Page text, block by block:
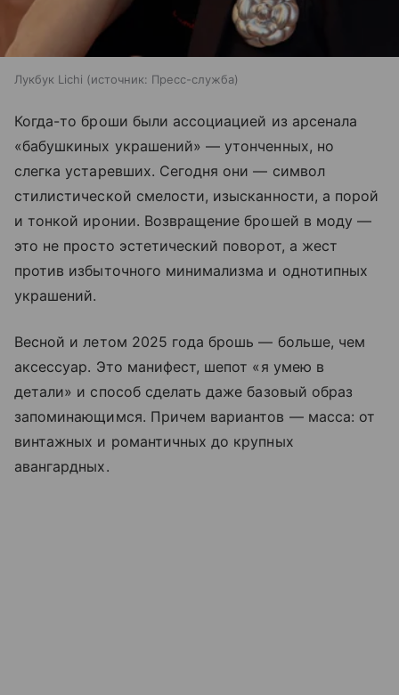
Лукбук Lichi источник: Пресс-служба
Когда-то броши были ассоциацией из арсенала
«бабушкиных украшений» — утонченных, но
слегка устаревших. Сегодня они — символ
стилистической смелости, изысканности, а порой
и тонкой иронии. Возвращение брошей в моду —
это не просто эстетический поворот, а жест
против избыточного минимализма и однотипных
украшений.
Весной и летом 2025 года брошь — больше, чем
аксессуар. Это манифест, шепот «я умею в
детали» и способ сделать даже базовый образ
запоминающимся. Причем вариантов — масса: от
винтажных и романтичных до крупных
авангардных.